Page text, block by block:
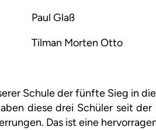
Paul Glaß
Tilman Morten Otto
Schule der fünfte Sieg in
diese drei Schüler seit
Das ist eine